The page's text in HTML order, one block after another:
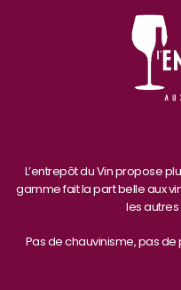
L’entrepôt du Vin propose
gamme fait la part belle aux
les
Pas de chauvinisme, pas